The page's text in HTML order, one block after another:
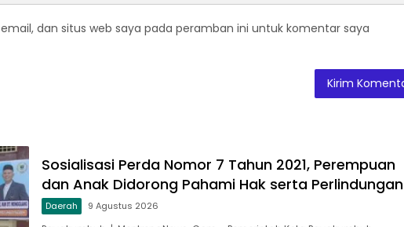
dan situs web saya pada peramban ini untuk komentar saya
Sosialisasi Perda Nomor 7 Tahun 2021, Perempuan
dan Anak Didorong Pahami Hak serta Perlindungan
Daerah 9 Agustus 2026